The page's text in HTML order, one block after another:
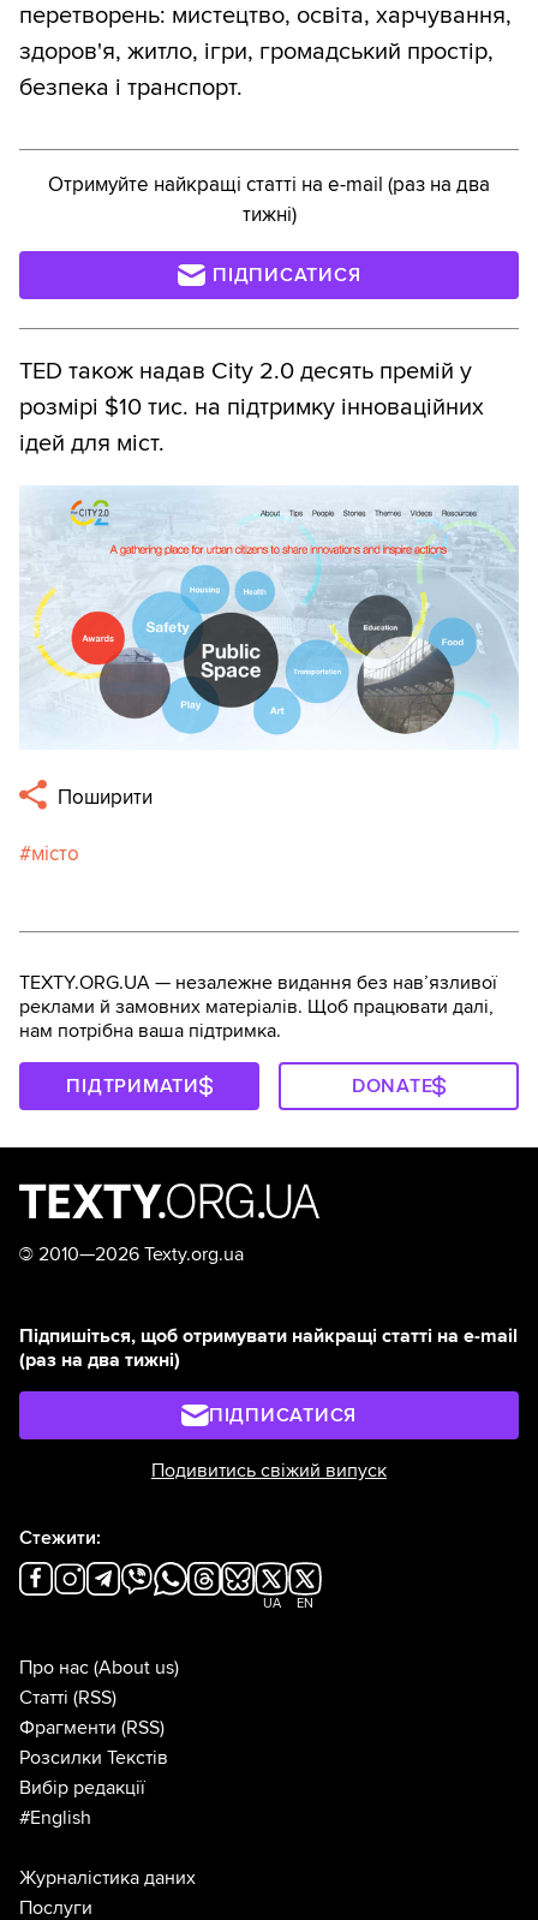
перетворень: мистецтво, освіта, харчування,
здоров'я, житло, ігри, громадський простір,
безпека і транспорт.
Отримуйте найкращі статті на e-mail (раз на два
тижні)
ПІДПИСАТИСЯ
TED також надав City 2.0 десять премій у
розмірі $10 тис. на підтримку інноваційних
ідей для міст.
Поширити
місто
TEXTY.ORG.UA — незалежне видання без навʼязливої
реклами й замовних матеріалів. Щоб працювати далі,
нам потрібна ваша підтримка.
ПІДТРИМАТИ DONATE
© 2010—2026 Texty.org.ua
Підпишіться, щоб отримувати найкращі статті на e-mail
(раз на два тижні)
ПІДПИСАТИСЯ
Подивитись свіжий випуск
Стежити:
UA EN
Про нас (About us)
Статті (RSS)
Фрагменти (RSS)
Розсилки Текстів
Вибір редакції
#English
Журналістика даних
Послуги